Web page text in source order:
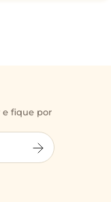
e fique por